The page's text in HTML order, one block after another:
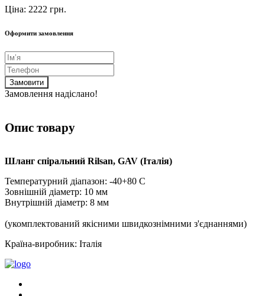
Ціна: 2222 грн.
Оформити замовлення
Замовити
Замовлення надіслано!
Опис товару
Шланг спіральний Rilsan, GAV (Італія)
Температурний діапазон: -40+80 С
Зовнішній діаметр: 10 мм
Внутрішній діаметр: 8 мм
(укомплектований якісними швидкознімними з'єднаннями)
Країна-виробник: Італія